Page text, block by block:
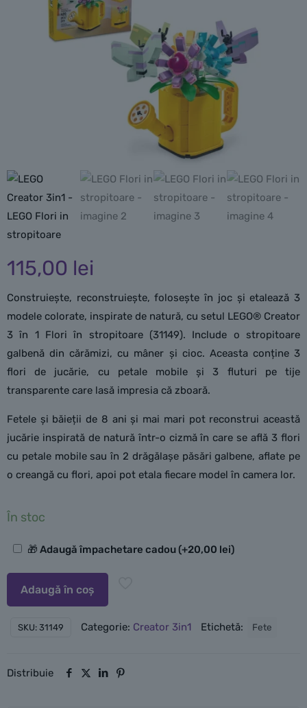
115,00 lei
Construiește, reconstruiește, folosește în joc și etalează 3
modele colorate, inspirate de natură, cu setul LEGO® Creator
3 în 1 Flori în stropitoare (31149). Include o stropitoare
galbenă din cărămizi, cu mâner și cioc. Aceasta conține 3
flori de jucărie, cu petale mobile și 3 fluturi pe tije
transparente care lasă impresia că zboară.
Fetele și băieții de 8 ani și mai mari pot reconstrui această
jucărie inspirată de natură într-o cizmă în care se află 3 flori
cu petale mobile sau în 2 drăgălașe păsări galbene, aflate pe
o creangă cu flori, apoi pot etala fiecare model în camera lor.
În stoc
Opțiuni🎁 Adaugă împachetare cadou(+20,00 lei)
Adaugă în coș
SKU: 31149 Categorie: Creator 3in1 Etichetă: Fete
Distribuie